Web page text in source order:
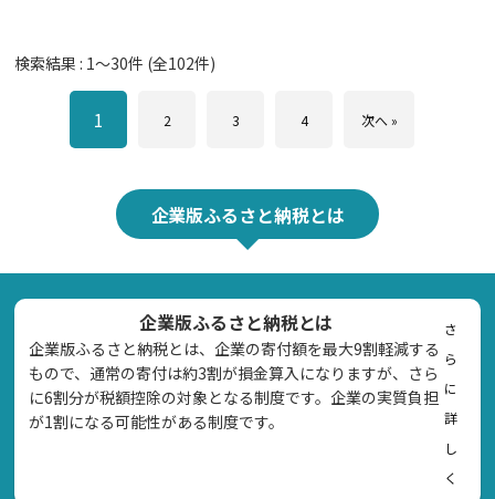
検索結果 : 1～30件 (全102件)
1 2 3 4 次へ »
企業版ふるさと納税とは
企業版ふるさと納税とは
企業版ふるさと納税とは、企業の寄付額を最大9割軽減する
もので、通常の寄付は約3割が損金算入になりますが、さら
に6割分が税額控除の対象となる制度です。企業の実質負担
が1割になる可能性がある制度です。
さ
ら
に
詳
し
く